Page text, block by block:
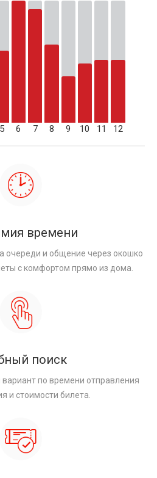
5 6 7 8 9 10 11 12
времени
очереди и общение через окошко
с комфортом прямо из дома.
поиск
по времени отправления
и стоимости билета.